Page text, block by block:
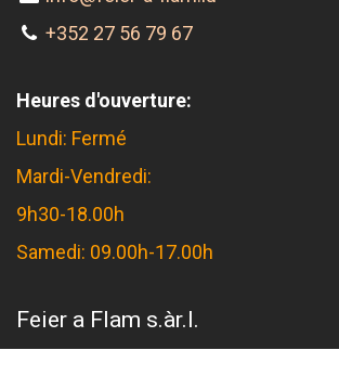
+352 27 56 79 67
Heures d'ouverture:
Lundi: Fermé
Mardi-Vendredi:
9h30-18.00h
Samedi: 09.00h-17.00h
Feier a Flam s.àr.l.